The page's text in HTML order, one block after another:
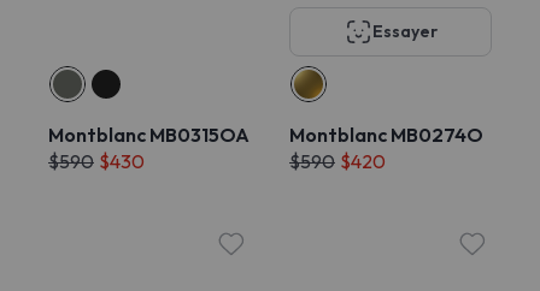
Montblanc MB0315OA
$590 $430
Essayer
Montblanc MB0274O
$590 $420